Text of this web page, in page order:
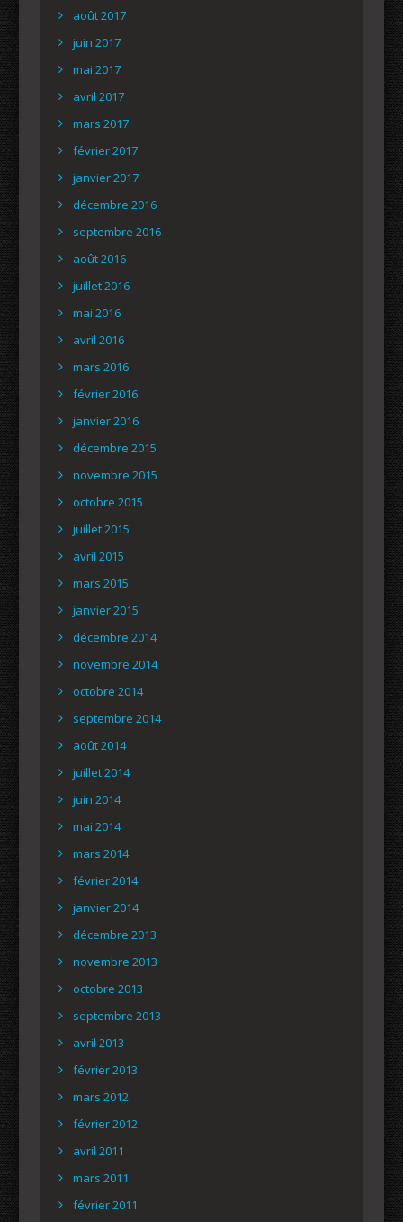
août 2017
juin 2017
mai 2017
avril 2017
mars 2017
février 2017
janvier 2017
décembre 2016
septembre 2016
août 2016
juillet 2016
mai 2016
avril 2016
mars 2016
février 2016
janvier 2016
décembre 2015
novembre 2015
octobre 2015
juillet 2015
avril 2015
mars 2015
janvier 2015
décembre 2014
novembre 2014
octobre 2014
septembre 2014
août 2014
juillet 2014
juin 2014
mai 2014
mars 2014
février 2014
janvier 2014
décembre 2013
novembre 2013
octobre 2013
septembre 2013
avril 2013
février 2013
mars 2012
février 2012
avril 2011
mars 2011
février 2011